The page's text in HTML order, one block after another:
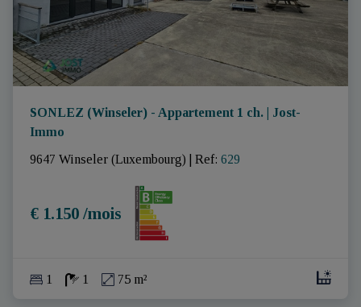
SONLEZ (Winseler) - Appartement 1 ch. | Jost-
Immo
9647 Winseler (Luxembourg)
Ref: 629
€ 1.150 /mois
1 1 75 m²